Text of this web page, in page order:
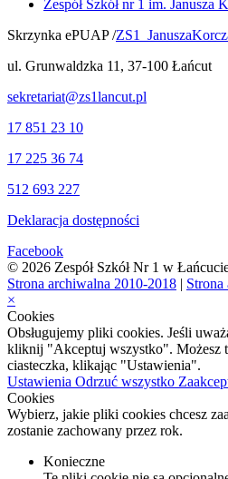
Zespół Szkół nr 1 im. Janusza
Skrzynka ePUAP /
ul. Grunwaldzka 11, 37-100 Łańcut
sekretariat@zs1lancut.pl
17 851 23 10
17 225 36 74
512 693 227
Deklaracja dostępności
Facebook
© 2026 Zespół Szkół Nr 1 w
Strona archiwalna 2010-2018 |
×
Cookies
Obsługujemy pliki cookies. Jeśli
kliknij "Akceptuj wszystko". Możesz
ciasteczka, klikając "Ustawienia".
Ustawienia Odrzuć wszystko
Cookies
Wybierz, jakie pliki cookies chcesz
zostanie zachowany przez rok.
Konieczne